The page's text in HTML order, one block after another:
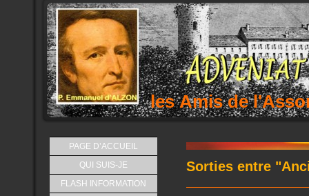
les Amis de
PAGE D’ACCUEIL
QUI SUIS-JE
FLASH INFORMATION
Sorties entre